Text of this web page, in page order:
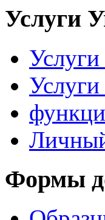
Услуги
Формы